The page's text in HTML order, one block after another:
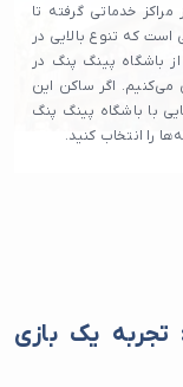
خدماتی گرفته تا
که تنوع بالایی در
باشگاه پینگ پنگ در
می‌کنیم. اگر ساکن این
با باشگاه پینگ پنگ
در 15 خرداد: تجربه یک بازی